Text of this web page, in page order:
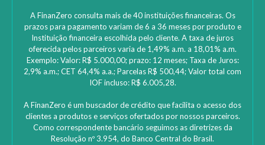
A FinanZero consulta mais de 40 instituições financeiras. Os
prazos para pagamento variam de 6 a 36 meses por produto e
Instituição financeira escolhida pelo cliente. A taxa de juros
oferecida pelos parceiros varia de 1,49% a.m. a 18,01% a.m.
Exemplo: Valor: R$ 5.000,00; prazo: 12 meses; Taxa de Juros:
2,9% a.m.; CET 64,4% a.a.; Parcelas R$ 500,44; Valor total com
IOF incluso: R$ 6.005,28.
A FinanZero é um buscador de crédito que facilita o acesso dos
clientes a produtos e serviços ofertados por nossos parceiros.
Como correspondente bancário seguimos as diretrizes da
Resolução nº 3.954, do Banco Central do Brasil.